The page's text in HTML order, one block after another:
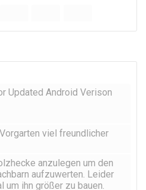
Updated Android Verison
viel freundlicher
anzulegen um den
aufzuwerten. Leider
um ihn größer zu bauen.